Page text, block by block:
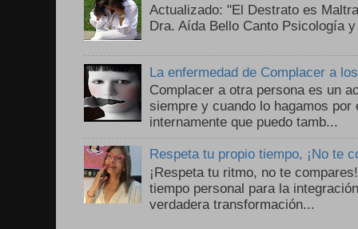
Actualizado: "El Destrato es
Dra. Aída Bello Canto Psicología
La enfermedad de Complacer a
Complacer a otra persona es un
siempre y cuando lo hagamos por
internamente que puedo tamb...
Respeta tu propio tiempo, ¡No te
¡Respeta tu ritmo, no te
tiempo personal para la
verdadera transformación...